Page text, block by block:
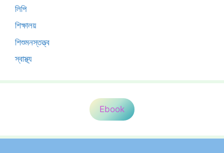
লিপি
শিক্ষালয়
শিশুমনস্তত্ত্ব
স্বাস্থ্য
Ebook